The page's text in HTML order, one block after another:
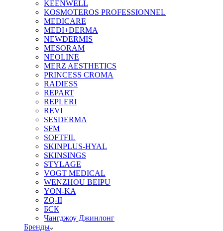
KEENWELL
KOSMOTEROS PROFESSIONNEL
MEDICARE
MEDI+DERMA
NEWDERMIS
MESORAM
NEOLINE
MERZ AESTHETICS
PRINCESS CROMA
RADIESS
REPART
REPLERI
REVI
SESDERMA
SFM
SOFTFIL
SKINPLUS-HYAL
SKINSINGS
STYLAGE
VOGT MEDICAL
WENZHOU BEIPU
YON-KA
ZQ-II
БСК
Чангджоу Джинлонг
Бренды